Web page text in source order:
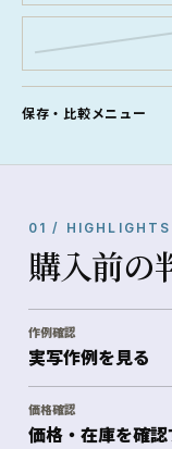
保存・比較メニュー
01 / HIGHLIGHTS
購入前の
作例確認
実写作例を見る
価格確認
価格・在庫を確認